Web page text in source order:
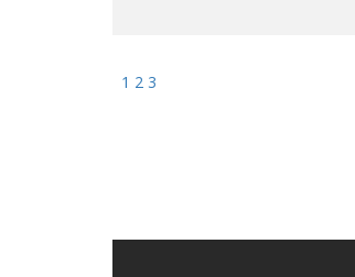
1 2 3